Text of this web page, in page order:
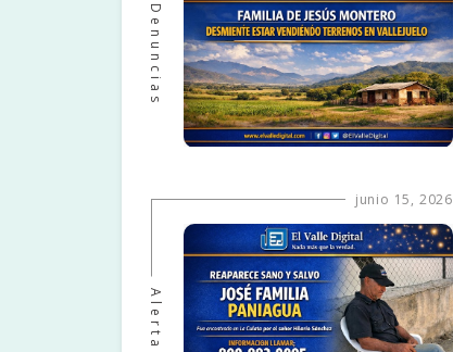
Denuncias
junio 15, 2026
Alerta